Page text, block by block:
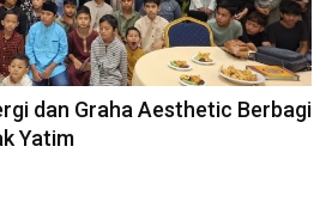
dan Graha Aesthetic Berbagi
Yatim